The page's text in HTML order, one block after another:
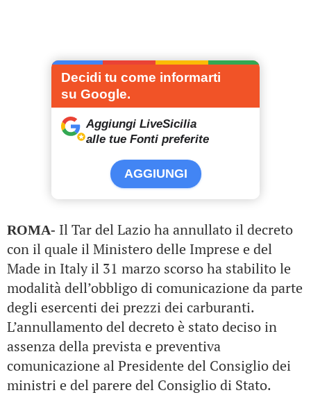
Decidi tu come informarti
su Google.
Aggiungi LiveSicilia
alle tue Fonti preferite
AGGIUNGI
ROMA- Il Tar del Lazio ha annullato il decreto
con il quale il Ministero delle Imprese e del
Made in Italy il 31 marzo scorso ha stabilito le
modalità dell’obbligo di comunicazione da parte
degli esercenti dei prezzi dei carburanti.
L’annullamento del decreto è stato deciso in
assenza della prevista e preventiva
comunicazione al Presidente del Consiglio dei
ministri e del parere del Consiglio di Stato.